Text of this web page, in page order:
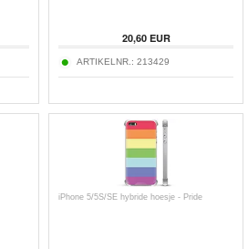
20,60EUR
ARTIKELNR.: 213429
iPhone 5/5S/SE hybride hoesje - Pride